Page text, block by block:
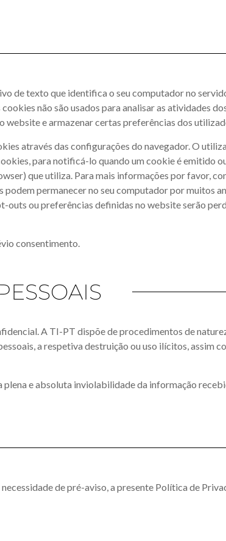
de texto que identifica o seu computador no
não são usados para analisar as atividades
e armazenar certas preferências dos
através das configurações do navegador. O
para notificá-lo quando um cookie é emitido
que utiliza. Para mais informações por favor,
permanecer no seu computador por muitos
ou preferências definidas no website serão
consentimento.
A TI-PT dispõe de procedimentos de
a respetiva destruição ou uso ilícitos, assim
e absoluta inviolabilidade da informação
de pré-aviso, a presente Política de